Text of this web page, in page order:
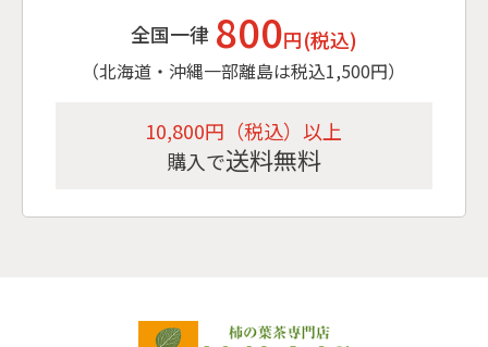
全国一律 800円(税込)
（北海道・沖縄一部離島は税込1,500円）
10,800円（税込）以上
購入で送料無料